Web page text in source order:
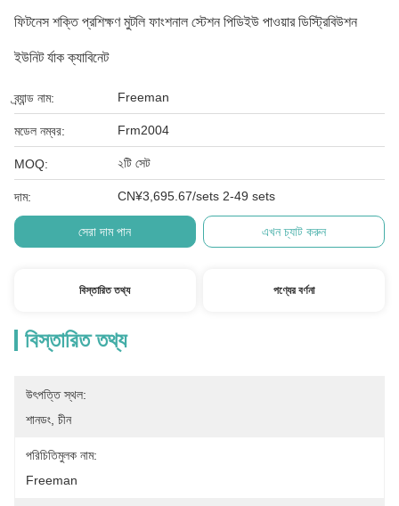
ফিটনেস শক্তি প্রশিক্ষণ মুটলি ফাংশনাল স্টেশন পিডিইউ পাওয়ার ডিস্ট্রিবিউশন
ইউনিট র্যাক ক্যাবিনেট
ব্র্যান্ড নাম: Freeman
মডেল নম্বর: Frm2004
MOQ: ২টি সেট
দাম: CN¥3,695.67/sets 2-49 sets
সেরা দাম পান এখন চ্যাট করুন
বিস্তারিত তথ্য পণ্যের বর্ণনা
বিস্তারিত তথ্য
উৎপত্তি স্থল:
শানডং, চীন
পরিচিতিমুলক নাম:
Freeman